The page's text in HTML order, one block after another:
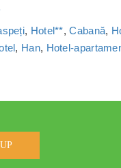
, Hotel**,Cabană,
, Han, Hotel-